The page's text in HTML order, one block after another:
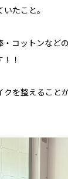
たこと。
・コットンなど
！
クを整えること